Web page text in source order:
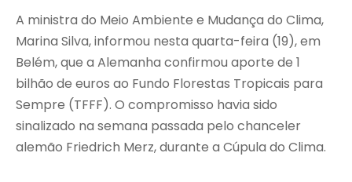
A ministra do Meio Ambiente e Mudança do Clima,
Marina Silva, informou nesta quarta-feira (19), em
Belém, que a Alemanha confirmou aporte de 1
bilhão de euros ao Fundo Florestas Tropicais para
Sempre (TFFF). O compromisso havia sido
sinalizado na semana passada pelo chanceler
alemão Friedrich Merz, durante a Cúpula do Clima.